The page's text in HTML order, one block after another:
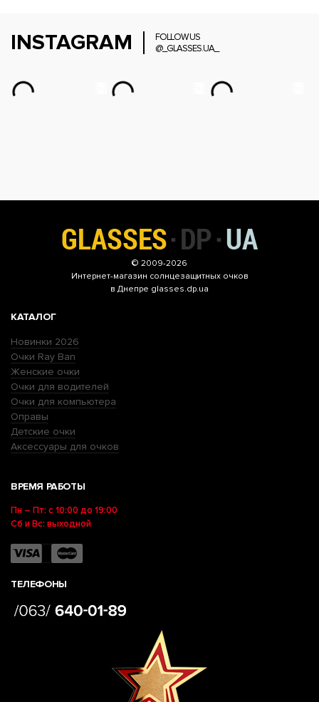
INSTAGRAM
FOLLOW US
@_GLASSES.UA_
© 2009-2026
Интернет-магазин солнцезащитных очков
в Днепре glasses.dp.ua
КАТАЛОГ
Новинки 2026
Очки Ray Ban
Женские очки
Очки для водителей
Очки для компьютера
Оправы
Детские очки
Аксессуары для очков
ВРЕМЯ РАБОТЫ
Пн – Пт: с 10:00 до 19:00
Сб и Вс: выходной
ТЕЛЕФОНЫ